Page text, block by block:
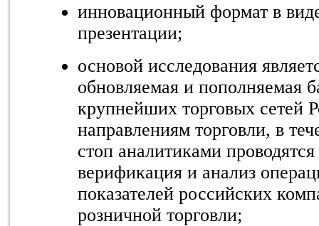
инновационный формат в
презентации;
основой исследования
обновляемая и пополняемая
крупнейших торговых сетей
направлениям торговли, в
стоп аналитиками
верификация и анализ
показателей российских
розничной торговли;